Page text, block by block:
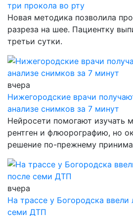
три прокола во рту
Новая методика позволила
разреза на шее. Пациентку
третьи сутки.
вчера
Нижегородские врачи
анализе снимков за 7 минут
Нейросети помогают изучать
рентген и флюорографию, но
решение по-прежнему
вчера
На трассе у Богородска
семи ДТП